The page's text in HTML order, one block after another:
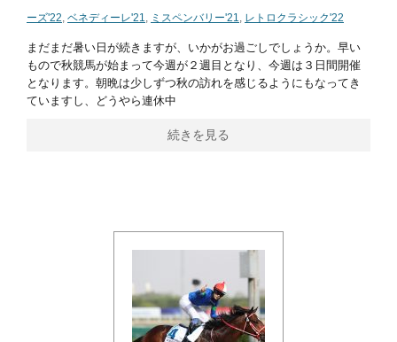
ーズ'22, ベネディーレ'21, ミスペンバリー'21, レトロクラシック'22
まだまだ暑い日が続きますが、いかがお過ごしでしょうか。早い
もので秋競馬が始まって今週が２週目となり、今週は３日間開催
となります。朝晩は少しずつ秋の訪れを感じるようにもなってき
ていますし、どうやら連休中
続きを見る